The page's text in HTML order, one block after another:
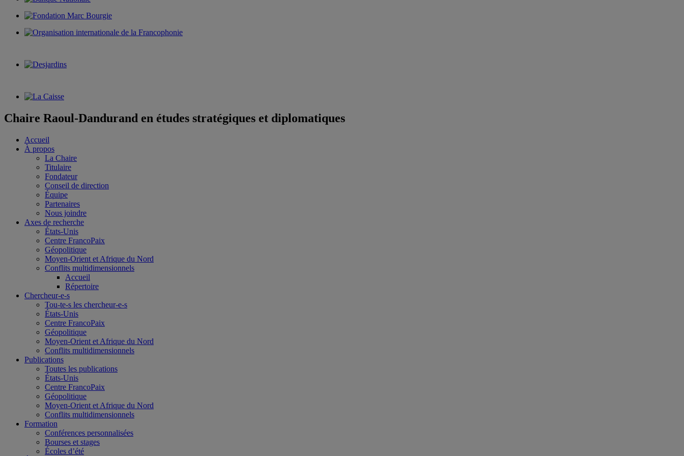
Chaire Raoul-Dandurand en études stratégiques et diplomatiques
Accueil
À propos
La Chaire
Titulaire
Fondateur
Conseil de direction
Équipe
Partenaires
Nous joindre
Axes de recherche
États-Unis
Centre FrancoPaix
Géopolitique
Moyen-Orient et Afrique du Nord
Conflits multidimensionnels
Accueil
Répertoire
Chercheur-e-s
Tou-te-s les chercheur-e-s
États-Unis
Centre FrancoPaix
Géopolitique
Moyen-Orient et Afrique du Nord
Conflits multidimensionnels
Publications
Toutes les publications
États-Unis
Centre FrancoPaix
Géopolitique
Moyen-Orient et Afrique du Nord
Conflits multidimensionnels
Formation
Conférences personnalisées
Bourses et stages
Écoles d’été